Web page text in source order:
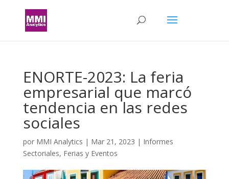
ENORTE-2023: La feria
empresarial que marcó
tendencia en las redes
sociales
por MMI Analytics | Mar 21, 2023 | Informes
Sectoriales, Ferias y Eventos